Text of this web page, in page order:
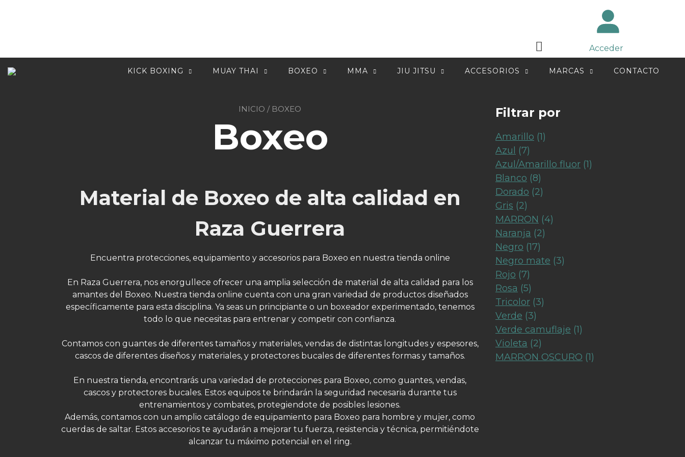
Acceder
KICK BOXING MUAY THAI BOXEO MMA JIU JITSU ACCESORIOS MARCAS CONTACTO
INICIO / BOXEO
Boxeo
Material de Boxeo de alta calidad en
Raza Guerrera
Encuentra protecciones, equipamiento y accesorios para Boxeo en nuestra tienda online
En Raza Guerrera, nos enorgullece ofrecer una amplia selección de material de alta calidad para los
amantes del Boxeo. Nuestra tienda online cuenta con una gran variedad de productos diseñados
específicamente para esta disciplina. Ya seas un principiante o un boxeador experimentado, tenemos
todo lo que necesitas para entrenar y competir con confianza.
Contamos con guantes de diferentes tamaños y materiales, vendas de distintas longitudes y espesores,
cascos de diferentes diseños y materiales, y protectores bucales de diferentes formas y tamaños.
En nuestra tienda, encontrarás una variedad de protecciones para Boxeo, como guantes, vendas,
cascos y protectores bucales. Estos equipos te brindarán la seguridad necesaria durante tus
entrenamientos y combates, protegiendote de posibles lesiones.
Además, contamos con un amplio catálogo de equipamiento para Boxeo para hombre y mujer, como
cuerdas de saltar. Estos accesorios te ayudarán a mejorar tu fuerza, resistencia y técnica, permitiéndote
alcanzar tu máximo potencial en el ring.
Filtrar por
Amarillo (1)
Azul
(7)
Azul/Amarillo fluor (1)
Blanco (8)
Dorado (2)
Gris (2)
MARRON (4)
Naranja (2)
Negro (17)
Negro mate (3)
Rojo (7)
Rosa (5)
Tricolor (3)
Verde (3)
Verde camuflaje (1)
Violeta (2)
MARRON OSCURO (1)